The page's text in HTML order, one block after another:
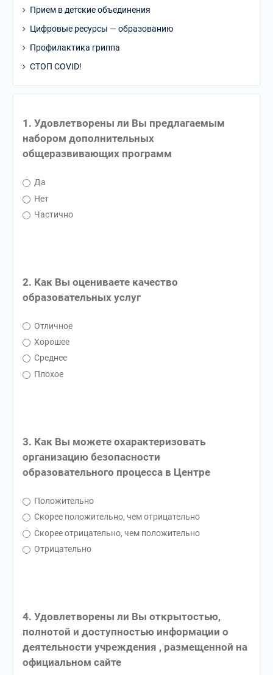
Прием в детские объединения
Цифровые ресурсы — образованию
Профилактика гриппа
СТОП COVID!
1. Удовлетворены ли Вы предлагаемым
набором дополнительных
общеразвивающих программ
Да
Нет
Частично
2. Как Вы оцениваете качество
образовательных услуг
Отличное
Хорошее
Среднее
Плохое
3. Как Вы можете охарактеризовать
организацию безопасности
образовательного процесса в Центре
Положительно
Скорее положительно, чем отрицательно
Скорее отрицательно, чем положительно
Отрицательно
4. Удовлетворены ли Вы открытостью,
полнотой и доступностью информации о
деятельности учреждения , размещенной на
официальном сайте